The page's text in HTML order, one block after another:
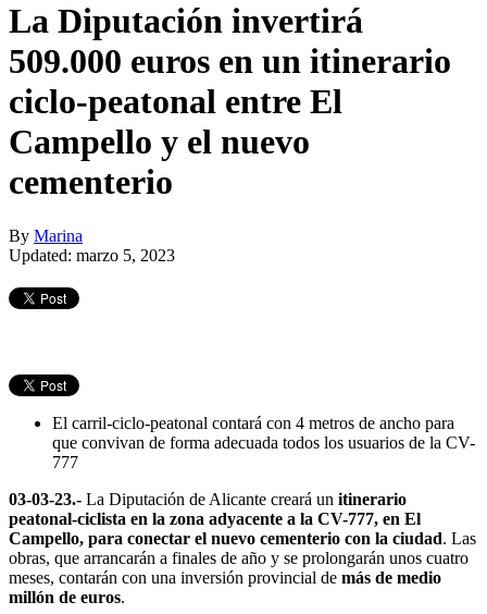
La Diputación invertirá
509.000 euros en un itinerario
ciclo-peatonal entre El
Campello y el nuevo
cementerio
By Marina
Updated: marzo 5, 2023
El carril-ciclo-peatonal contará con 4 metros de ancho para
que convivan de forma adecuada todos los usuarios de la CV-
777
03-03-23.- La Diputación de Alicante creará un itinerario
peatonal-ciclista en la zona adyacente a la CV-777, en El
Campello, para conectar el nuevo cementerio con la ciudad. Las
obras, que arrancarán a finales de año y se prolongarán unos cuatro
meses, contarán con una inversión provincial de más de medio
millón de euros.